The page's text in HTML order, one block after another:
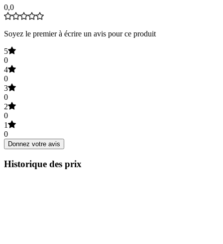
0,0
Soyez le premier à écrire un avis pour ce produit
5
0
4
0
3
0
2
0
1
0
Donnez votre avis
Historique des prix